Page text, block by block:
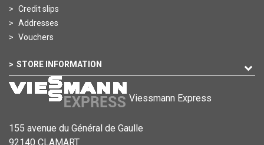
Credit slips
Addresses
Vouchers
STORE INFORMATION
Viessmann Express
155 avenue du Général de Gaulle
92140 CLAMART